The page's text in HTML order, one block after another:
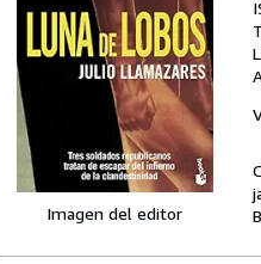
Imagen del editor